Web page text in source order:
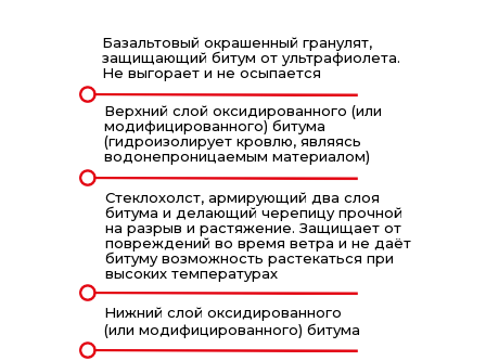
Базальтовый окрашенный гранулят,
защищающий битум от ультрафиолета.
Не выгорает и не осыпается
Верхний слой оксидированного (или
модифицированного) битума
(гидроизолирует кровлю, являясь
водонепроницаемым материалом)
Стеклохолст, армирующий два слоя
битума и делающий черепицу прочной
на разрыв и растяжение. Защищает от
повреждений во время ветра и не даёт
битуму возможность растекаться при
высоких температурах
Нижний слой оксидированного
(или модифицированного) битума